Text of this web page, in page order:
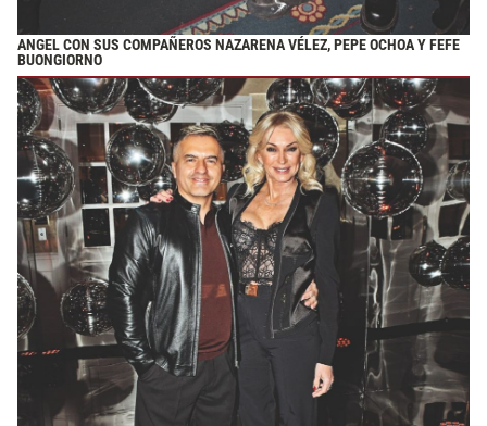
ANGEL CON SUS COMPAÑEROS NAZARENA VÉLEZ, PEPE OCHOA Y FEFE
BUONGIORNO